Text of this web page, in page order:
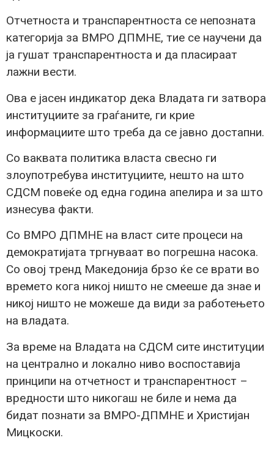
Отчетноста и транспарентноста се непозната
категорија за ВМРО ДПМНЕ, тие се научени да
ја гушат транспарентноста и да пласираат
лажни вести.
Ова е јасен индикатор дека Владата ги затвора
институциите за граѓаните, ги крие
информациите што треба да се јавно достапни.
Со ваквата политика власта свесно ги
злоупотребува институциите, нешто на што
СДСМ повеќе од една година апелира и за што
изнесува факти.
Со ВМРО ДПМНЕ на власт сите процеси на
демократијата тргнуваат во погрешна насока.
Со овој тренд Македонија брзо ќе се врати во
времето кога никој ништо не смееше да знае и
никој ништо не можеше да види за работењето
на владата.
За време на Владата на СДСМ сите институции
на централно и локално ниво воспоставија
принципи на отчетност и транспарентност –
вредности што никогаш не биле и нема да
бидат познати за ВМРО-ДПМНЕ и Христијан
Мицкоски.